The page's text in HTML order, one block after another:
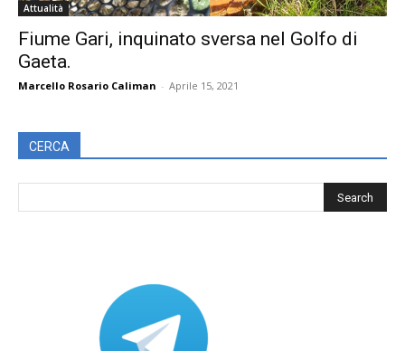
Attualità
Fiume Gari, inquinato sversa nel Golfo di
Gaeta.
Marcello Rosario Caliman - Aprile 15, 2021
CERCA